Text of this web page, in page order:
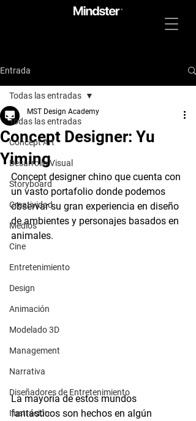
Entrada
Todas las entradas
Concept Art
Desarrollo Visual
Storyboard
Creatividad
Medios
Cine
Entretenimiento
Design
Animación
Modelado 3D
Management
Narrativa
Diseñadores de Entretenimiento
Ilustración
Todas las entradas
Concept Designer: Yu
Yiming
MST Design Academy
Concept designer chino que cuenta con
un vasto portafolio donde podemos
observar su gran experiencia en diseño
de ambientes y personajes basados en
animales.
La mayoría de estos mundos
fantásticos son hechos en algún